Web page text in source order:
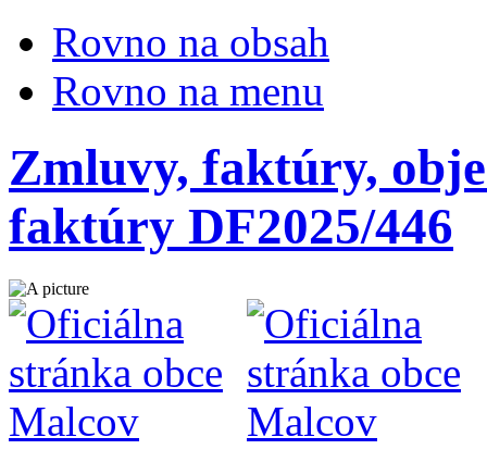
Rovno na obsah
Rovno na menu
Zmluvy, faktúry,
faktúry DF2025/446